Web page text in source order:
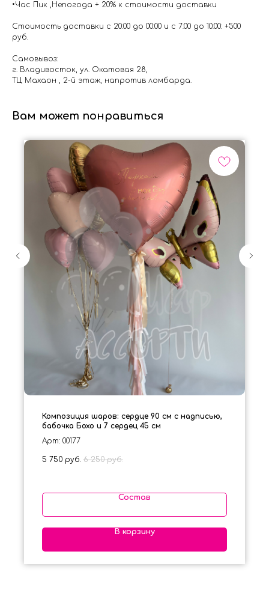
•Час Пик ,Непогода + 20% к стоимости доставки
Стоимость доставки с 20:00 до 00:00 и с 7:00 до 10:00: +500
руб.
Самовывоз:
г. Владивосток, ул. Окатовая 28,
ТЦ Махаон , 2-й этаж, напротив ломбарда.
Вам может понравиться
Композиция шаров: сердце 90 см с надписью,
бабочка Бохо и 7 сердец 45 см
Арт: 00177
5 750 руб. 6 250 руб.
Состав
В корзину